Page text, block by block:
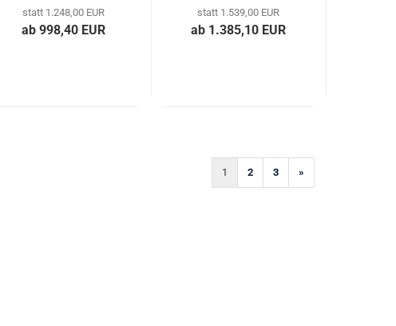
statt 1.248,00 EUR
ab 998,40 EUR
statt 1.539,00 EUR
ab 1.385,10 EUR
1 2 3 »